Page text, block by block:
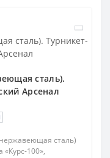
сталь).
Арсенал
сталь)
100»,